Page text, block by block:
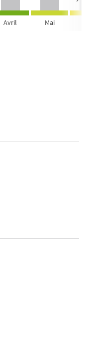
Avril Mai